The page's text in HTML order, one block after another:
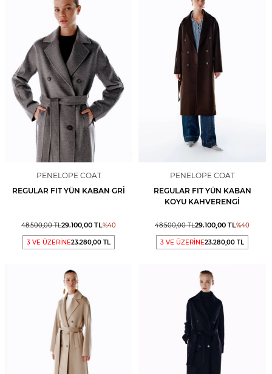
PENELOPE COAT
REGULAR FIT YÜN KABAN GRI
48.500,00TL29.100,00 TL%40
3 VE ÜZERİNE23.280,00 TL
PENELOPE COAT
REGULAR FIT YÜN KABAN
KOYU KAHVERENGI
48.500,00TL29.100,00 TL%40
3 VE ÜZERİNE23.280,00 TL